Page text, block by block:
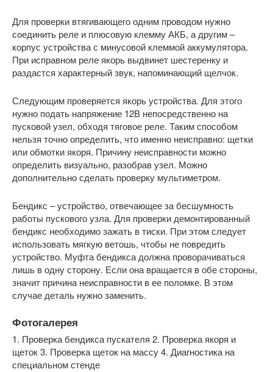
Для проверки втягивающего одним проводом нужно
соединить реле и плюсовую клемму АКБ, а другим –
корпус устройства с минусовой клеммой аккумулятора.
При исправном реле якорь выдвинет шестеренку и
раздастся характерный звук, напоминающий щелчок.
Следующим проверяется якорь устройства. Для этого
нужно подать напряжение 12В непосредственно на
пусковой узел, обходя тяговое реле. Таким способом
нельзя точно определить, что именно неисправно: щетки
или обмотки якоря. Причину неисправности можно
определить визуально, разобрав узел. Можно
дополнительно сделать проверку мультиметром.
Бендикс – устройство, отвечающее за бесшумность
работы пускового узла. Для проверки демонтированный
бендикс необходимо зажать в тиски. При этом следует
использовать мягкую ветошь, чтобы не повредить
устройство. Муфта бендикса должна проворачиваться
лишь в одну сторону. Если она вращается в обе стороны,
значит причина неисправности в ее поломке. В этом
случае деталь нужно заменить.
Фотогалерея
1. Проверка бендикса пускателя 2. Проверка якоря и
щеток3. Проверка щеток на массу4. Диагностика на
специальном стенде